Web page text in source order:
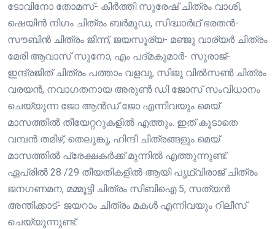
ടോവിനോ തോമസ്- കീർത്തി സുരേഷ് ചിത്രം വാശി,
ഷെയിൻ നിഗം ചിത്രം ബർമുഡ, സിദ്ധാർഥ് ഭരതൻ-
സൗബിൻ ചിത്രം ജിന്ന്, ജയസൂര്യ- മഞ്ജു വാര്യർ ചിത്രം
മേരി ആവാസ് സുനോ, എം പദ്‌മകുമാർ- സുരാജ്-
ഇന്ദ്രജിത് ചിത്രം പത്താം വളവു, സിജു വിൽസൺ ചിത്രം
വരയൻ, നവാഗതനായ അരുൺ ഡി ജോസ് സംവിധാനം
ചെയ്യുന്ന ജോ ആൻഡ് ജോ എന്നിവയും മെയ്
മാസത്തിൽ തീയേറ്ററുകളിൽ എത്തും. ഇത് കൂടാതെ
വമ്പൻ തമിഴ്, തെലുങ്കു, ഹിന്ദി ചിത്രങ്ങളും മെയ്
മാസത്തിൽ പ്രേക്ഷകർക്ക് മുന്നിൽ എത്തുന്നുണ്ട്.
ഏപ്രിൽ 28 /29 തീയതികളിൽ ആയി പൃഥ്വിരാജ് ചിത്രം
ജനഗണമന, മമ്മൂട്ടി ചിത്രം സിബിഐ 5, സത്യൻ
അന്തിക്കാട്- ജയറാം ചിത്രം മകൾ എന്നിവയും റിലീസ്
ചെയ്യുന്നുണ്ട്.